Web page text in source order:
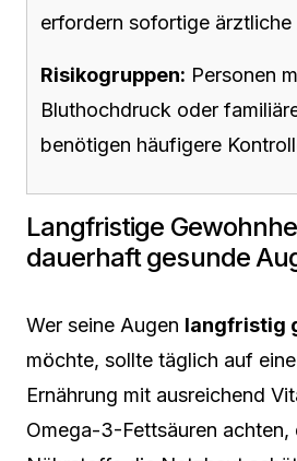
erfordern sofortige ärztliche
Risikogruppen: Personen
Bluthochdruck oder
benötigen häufigere
Langfristige
dauerhaft gesunde
Wer seine Augen langfristig
möchte, sollte täglich auf
Ernährung mit ausreichend
Omega-3-Fettsäuren achten,